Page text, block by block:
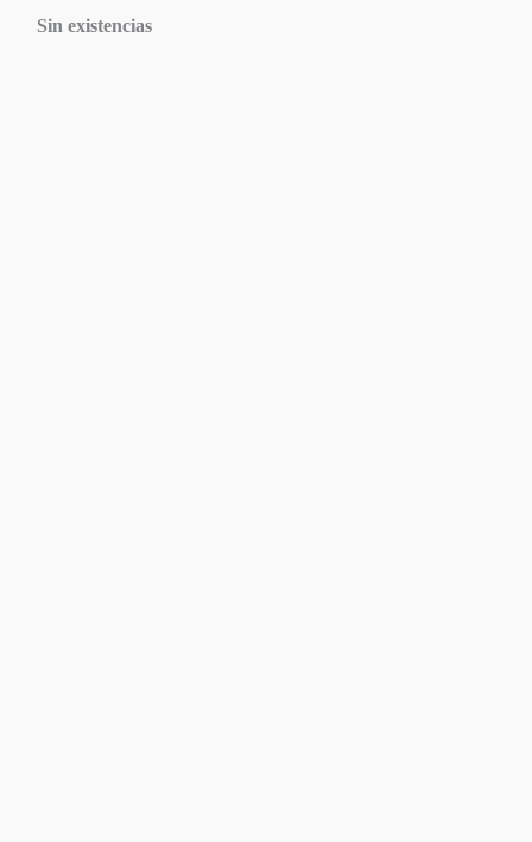
Sin existencias